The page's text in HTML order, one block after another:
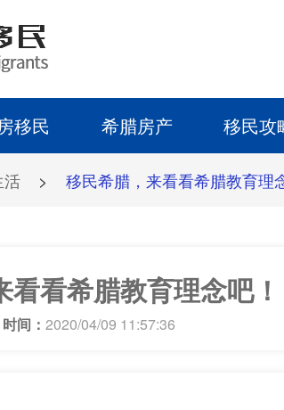
移民 希腊房产 移民攻
活 > 移民希腊，来看看希腊教育理
看希腊教育理念吧！
时间： 2020/04/09 11:57:36